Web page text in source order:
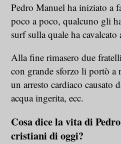
Pedro Manuel ha iniziato a
poco a poco, qualcuno gli
surf sulla quale ha
Alla fine rimasero due
con grande sforzo li portò
un arresto cardiaco causato
acqua ingerita, ecc.
Cosa dice la vita di
cristiani di oggi?